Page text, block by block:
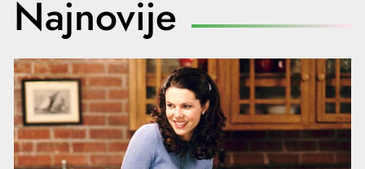
Najnovije